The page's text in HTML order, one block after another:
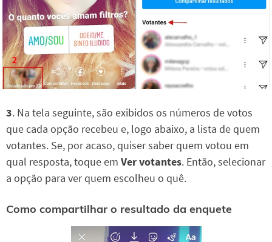
3. Na tela seguinte, são exibidos os números de votos
que cada opção recebeu e, logo abaixo, a lista de quem
votantes. Se, por acaso, quiser saber quem votou em
qual resposta, toque em Ver votantes. Então, selecionar
a opção para ver quem escolheu o quê.
Como compartilhar o resultado da enquete